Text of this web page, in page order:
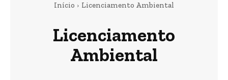
Início Licenciamento Ambiental
Licenciamento
Ambiental